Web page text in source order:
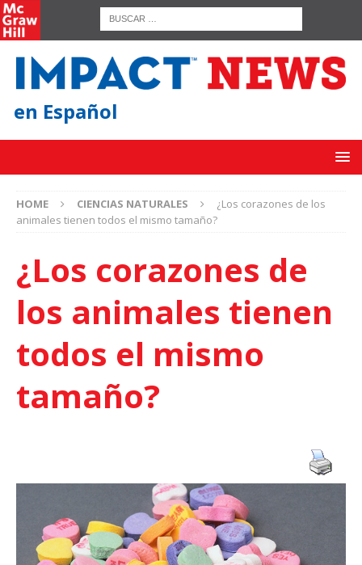
en Español
HOME CIENCIAS NATURALES
¿Los corazones de los
animales tienen todos el mismo tamaño?
¿Los corazones de
los animales tienen
todos el mismo
tamaño?